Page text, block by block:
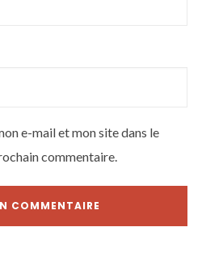
e-mail et mon site dans le
commentaire.